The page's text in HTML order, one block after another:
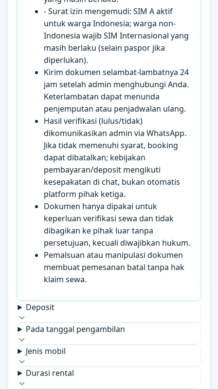
- Surat izin mengemudi: SIM A aktif
untuk warga Indonesia; warga non-
Indonesia wajib SIM Internasional yang
masih berlaku (selain paspor jika
diperlukan).
Kirim dokumen selambat-lambatnya 24
jam setelah admin menghubungi Anda.
Keterlambatan dapat menunda
penjemputan atau penjadwalan ulang.
Hasil verifikasi (lulus/tidak)
dikomunikasikan admin via WhatsApp.
Jika tidak memenuhi syarat, booking
dapat dibatalkan; kebijakan
pembayaran/deposit mengikuti
kesepakatan di chat, bukan otomatis
platform pihak ketiga.
Dokumen hanya dipakai untuk
keperluan verifikasi sewa dan tidak
dibagikan ke pihak luar tanpa
persetujuan, kecuali diwajibkan hukum.
Pemalsuan atau manipulasi dokumen
membuat pemesanan batal tanpa hak
klaim sewa.
Deposit
Pada tanggal pengambilan
Jenis mobil
Durasi rental